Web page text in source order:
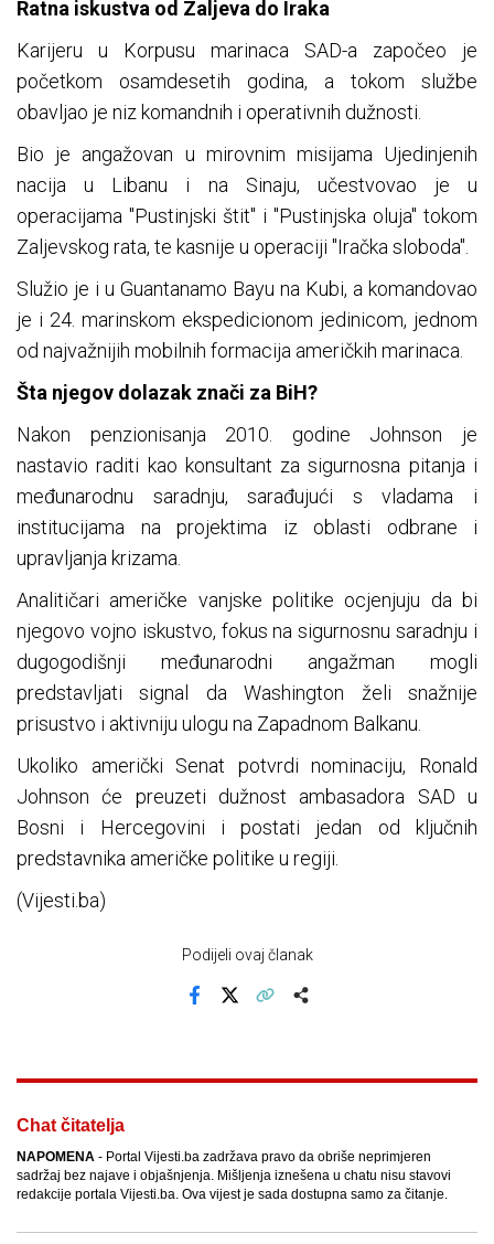
Ratna iskustva od Zaljeva do Iraka
Karijeru u Korpusu marinaca SAD-a započeo je
početkom osamdesetih godina, a tokom službe
obavljao je niz komandnih i operativnih dužnosti.
Bio je angažovan u mirovnim misijama Ujedinjenih
nacija u Libanu i na Sinaju, učestvovao je u
operacijama "Pustinjski štit" i "Pustinjska oluja" tokom
Zaljevskog rata, te kasnije u operaciji "Iračka sloboda".
Služio je i u Guantanamo Bayu na Kubi, a komandovao
je i 24. marinskom ekspedicionom jedinicom, jednom
od najvažnijih mobilnih formacija američkih marinaca.
Šta njegov dolazak znači za BiH?
Nakon penzionisanja 2010. godine Johnson je
nastavio raditi kao konsultant za sigurnosna pitanja i
međunarodnu saradnju, sarađujući s vladama i
institucijama na projektima iz oblasti odbrane i
upravljanja krizama.
Analitičari američke vanjske politike ocjenjuju da bi
njegovo vojno iskustvo, fokus na sigurnosnu saradnju i
dugogodišnji međunarodni angažman mogli
predstavljati signal da Washington želi snažnije
prisustvo i aktivniju ulogu na Zapadnom Balkanu.
Ukoliko američki Senat potvrdi nominaciju, Ronald
Johnson će preuzeti dužnost ambasadora SAD u
Bosni i Hercegovini i postati jedan od ključnih
predstavnika američke politike u regiji.
(Vijesti.ba)
Podijeli ovaj članak
Chat čitatelja
NAPOMENA - Portal Vijesti.ba zadržava pravo da obriše neprimjeren
sadržaj bez najave i objašnjenja. Mišljenja iznešena u chatu nisu stavovi
redakcije portala Vijesti.ba. Ova vijest je sada dostupna samo za čitanje.